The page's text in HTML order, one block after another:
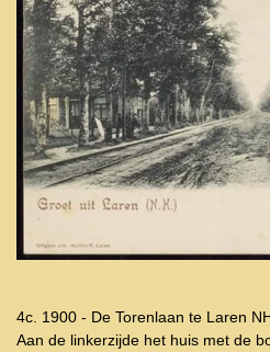
4c. 1900 - De Torenlaan te Laren
Aan de linkerzijde het huis met de